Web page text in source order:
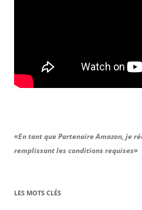
«En tant que Partenaire Amazon, je
remplissant les conditions requises»
LES MOTS CLÉS